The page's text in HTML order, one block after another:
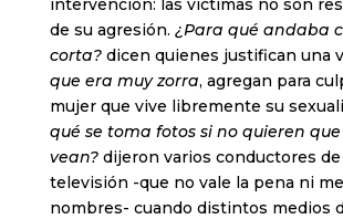
intervención: las víctimas no son
de su agresión. ¿Para qué andaba
corta?dicen quienes justifican una
que era muy zorra, agregan para
mujer que vive libremente su
qué se toma fotos si no quieren
vean?dijeron varios conductores de
televisión -que no vale la pena ni
nombres- cuando distintos medios